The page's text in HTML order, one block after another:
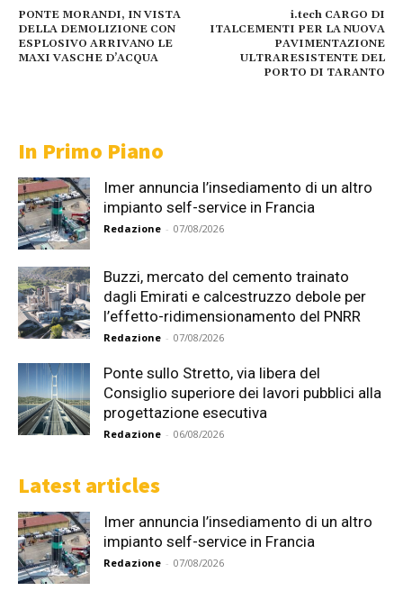
PONTE MORANDI, IN VISTA
DELLA DEMOLIZIONE CON
ESPLOSIVO ARRIVANO LE
MAXI VASCHE D’ACQUA
i.tech CARGO DI
ITALCEMENTI PER LA NUOVA
PAVIMENTAZIONE
ULTRARESISTENTE DEL
PORTO DI TARANTO
In Primo Piano
Imer annuncia l’insediamento di un altro
impianto self-service in Francia
Redazione - 07/08/2026
Buzzi, mercato del cemento trainato
dagli Emirati e calcestruzzo debole per
l’effetto-ridimensionamento del PNRR
Redazione - 07/08/2026
Ponte sullo Stretto, via libera del
Consiglio superiore dei lavori pubblici alla
progettazione esecutiva
Redazione - 06/08/2026
Latest articles
Imer annuncia l’insediamento di un altro
impianto self-service in Francia
Redazione - 07/08/2026